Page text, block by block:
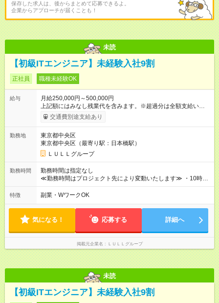
保存した求人は、後からまとめて応募できるよ。
企業からアプローチが届くことも！
未読
【初級ITエンジニア】未経験入社9割
正社員 職種未経験OK
給与
月給250,000円～500,000円
上記額にはみなし残業代を含みます。※超過分は全額支給いたし
ます。 みなし残業代 21,675円／月 みなし残業時間 12時間／月 -
------------------------------------------------------- ≪経験者の方は以下と
万円～＋業績賞与＋交通費＋各種手当 ※固定残業代（30時間/6
万6，610円分）を含む。超過分は追加支給いたします 能力やス
キルを考慮し初任給を決定。経験者の方は前給考慮も可能で
す！ ◎昇給年1回（研修終了後） ◎賞与年2回（2月・8月）＋業
績賞与あり ◤スキルアップも、収入アップも。◢ 入社後の成長
や頑張りは、しっかり給与で還元しています。 実際にほぼ全員
上アップした社員も。 エンジニアへの還元率は業界高水準の
87％。 スキルを磨いた分だけ、収入アップも目指せる環境で
す！ 【試用期間】試用期間あり 試用期間の長さ：6ヶ月 ※ 雇用
形態と給与に、本採用時と異なる部分があります。 雇用形態：
中途採用（契約社員） 給与：月給 230,000円以上 上記額にはみ
なし残業代を含みます。※超過分は全額支給いたします。 みな
別途支給いたします ※研修期間中（最大12ヶ月間）も、試用期
交通費別途支給あり
勤務地
東京都中央区
東京都中央区（最寄り駅：日本橋駅）
ＬＵＬＬグループ
勤務時間
勤務時間は指定なし
≪勤務時間はプロジェクト先により変動いたします≫ ・10時00
分～19時00分（休憩1時間） ・9時00分～18時00分（休憩1時
間） ＼平日夜も、ちゃんと「自分時間」がつくれます／ 残業は
やサウナなど、 趣味の時間を楽しむ社員も多くいます◎
特徴 副業・WワークOK
気になる！ 応募する 詳細へ
掲載元企業名 ＬＵＬＬグループ
未読
【初級ITエンジニア】未経験入社9割